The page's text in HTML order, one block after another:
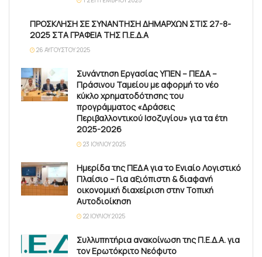
ΠΡΟΣΚΛΗΣΗ ΣΕ ΣΥΝΑΝΤΗΣΗ ΔΗΜΑΡΧΩΝ ΣΤΙΣ 27-8-
2025 ΣΤΑ ΓΡΑΦΕΙΑ ΤΗΣ Π.Ε.Δ.Α
26 ΑΥΓΟΎΣΤΟΥ 2025
Συνάντηση Εργασίας ΥΠΕΝ – ΠΕΔΑ –
Πράσινου Ταμείου με αφορμή το νέο
κύκλο χρηματοδότησης του
προγράμματος «Δράσεις
Περιβαλλοντικού Ισοζυγίου» για τα έτη
2025-2026
23 ΙΟΥΛΊΟΥ 2025
Ημερίδα της ΠΕΔΑ για το Ενιαίο Λογιστικό
Πλαίσιο – Για αξιόπιστη & διαφανή
οικονομική διαχείριση στην Τοπική
Αυτοδιοίκηση
22 ΙΟΥΛΊΟΥ 2025
Συλλυπητήρια ανακοίνωση της Π.Ε.Δ.Α. για
τον Ερωτόκριτο Νεόφυτο